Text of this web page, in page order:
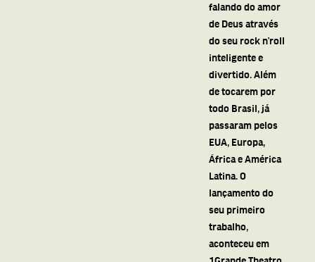
falando do amor
de Deus através
do seu rock n’roll
inteligente e
divertido. Além
de tocarem por
todo Brasil, já
passaram pelos
EUA, Europa,
África e América
Latina. O
lançamento do
seu primeiro
trabalho,
aconteceu em